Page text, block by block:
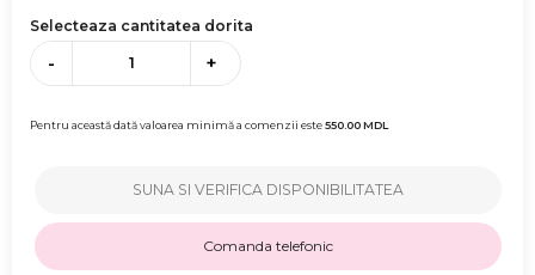
Selecteaza cantitatea dorita
- +
Pentru această dată valoarea minimă a comenzii este550.00MDL
SUNA SI VERIFICA DISPONIBILITATEA
Comanda telefonic